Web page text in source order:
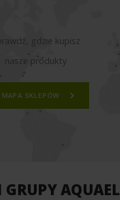
gdzie kupisz
nasze produkty
MAPA SKLEPÓW
AQUAEL